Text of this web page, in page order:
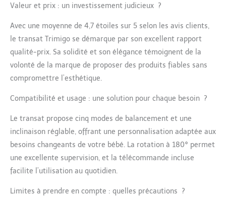
presque silencieux,
par des mouvements
naturels. 【Assistant
pratique pour les
parents】 Le siège de
la balancelle bébé
±90°), vous permettant
sécurité de votre bébé
même pendant les
moments occupés
sécuritaire, bébé actif
sans souci】 Notre
privilégie la sécurité
Valeur et prix : un investissement judicieux ?
Avec une moyenne de 4,7 étoiles sur 5 selon les avis clients,
le transat Trimigo se démarque par son excellent rapport
qualité-prix. Sa solidité et son élégance témoignent de la
volonté de la marque de proposer des produits fiables sans
compromettre l’esthétique.
Compatibilité et usage : une solution pour chaque besoin ?
Le transat propose cinq modes de balancement et une
inclinaison réglable, offrant une personnalisation adaptée aux
besoins changeants de votre bébé. La rotation à 180° permet
une excellente supervision, et la télécommande incluse
facilite l’utilisation au quotidien.
Limites à prendre en compte : quelles précautions ?